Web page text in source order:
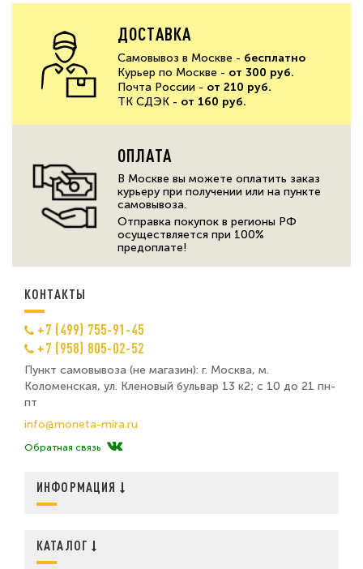
ДОСТАВКА
Самовывоз в Москве - бесплатно
Курьер по Москве - от 300 руб.
Почта России - от 210 руб.
ТК СДЭК - от 160 руб.
ОПЛАТА
В Москве вы можете оплатить заказ
курьеру при получении или на пункте
самовывоза.
Отправка покупок в регионы РФ
осуществляется при 100%
предоплате!
КОНТАКТЫ
+7 (499) 755-91-45
+7 (958) 805-02-52
Пункт самовывоза (не магазин): г. Москва, м.
Коломенская, ул. Кленовый бульвар 13 к2; с 10 до 21 пн-
пт
info@moneta-mira.ru
Обратная связь
ИНФОРМАЦИЯ
КАТАЛОГ